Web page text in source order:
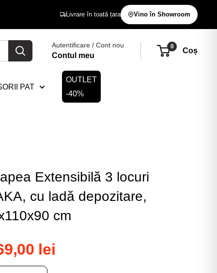
Livrare în toată țara Vino în Showroom
Autentificare / Cont nou
Contul meu
0
Coș
PAT
OUTLET
-40%
Extensibilă 3 locuri
cu ladă depozitare,
cm
lei